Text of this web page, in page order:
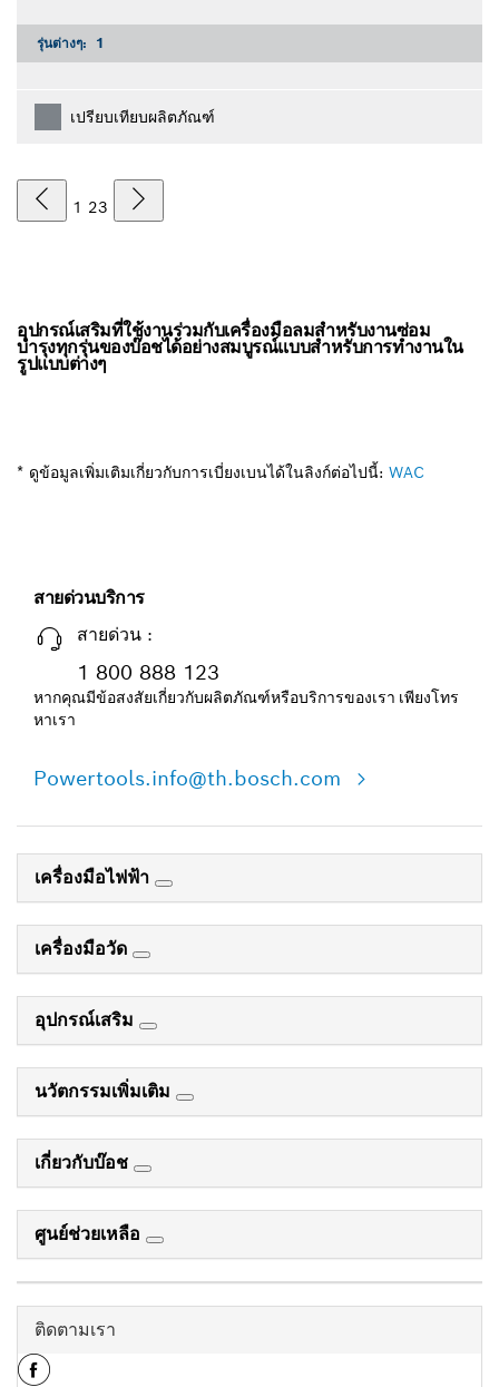
รุ่นต่างๆ: 1
เปรียบเทียบผลิตภัณฑ์
1 23
อุปกรณ์เสริมที่ใช้งานร่วมกับเครื่องมือลมสำหรับงานซ่อม
บำรุงทุกรุ่นของบ๊อชได้อย่างสมบูรณ์แบบสำหรับการทำงานใน
รูปแบบต่างๆ
* ดูข้อมูลเพิ่มเติมเกี่ยวกับการเบี่ยงเบนได้ในลิงก์ต่อไปนี้: WAC
สายด่วนบริการ
สายด่วน :
1 800 888 123
หากคุณมีข้อสงสัยเกี่ยวกับผลิตภัณฑ์หรือบริการของเรา เพียงโทร
หาเรา
Powertools.info@th.bosch.com
เครื่องมือไฟฟ้า
เครื่องมือวัด
อุปกรณ์เสริม
นวัตกรรมเพิ่มเติม
เกี่ยวกับบ๊อช
ศูนย์ช่วยเหลือ
ติดตามเรา